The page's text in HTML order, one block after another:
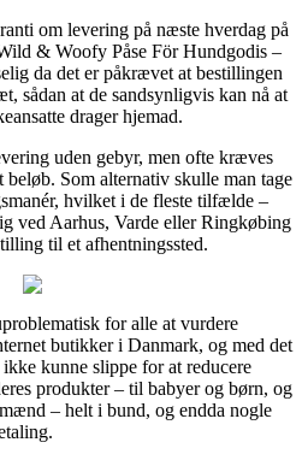
om levering på næste hverdag på
& Woofy Påse För Hundgodis –
da det er påkrævet at bestillingen
sådan at de sandsynligvis kan nå at
drager hjemad.
uden gebyr, men ofte kræves
beløb. Som alternativ skulle man tage
hvilket i de fleste tilfælde –
ved Aarhus, Varde eller Ringkøbing
til et afhentningssted.
for alle at vurdere
butikker i Danmark, og med det
kunne slippe for at reducere
produkter – til babyer og børn, og
– helt i bund, og endda nogle